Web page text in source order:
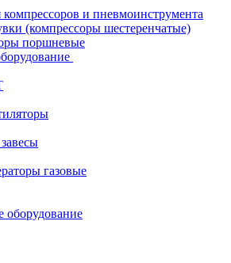
и пневмоинструмента
(компрессоры шестеренчатые)
поршневые
газовые
оборудование